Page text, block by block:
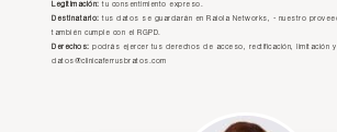
Legitimación: tu consentimiento expreso.
Destinatario: tus datos se guardarán en Raiola Networks, - nuestro
también cumple con el RGPD.
Derechos: podrás ejercer tus derechos de acceso, rectificación, limitación
datos@clinicaferrusbratos.com